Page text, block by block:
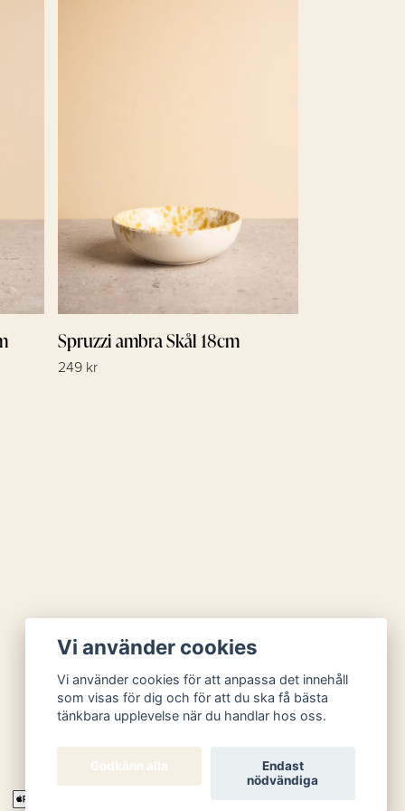
Spruzzi ambra Skål 18cm
249 kr
Vi använder cookies
Vi använder cookies för att anpassa det innehåll
som visas för dig och för att du ska få bästa
tänkbara upplevelse när du handlar hos oss.
Godkänn alla
Endast
nödvändiga